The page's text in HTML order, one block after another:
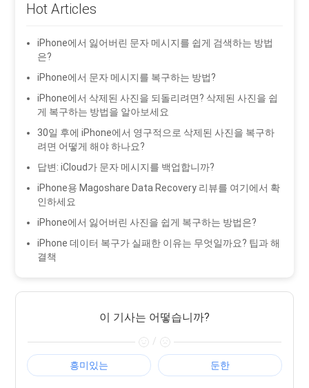
Hot Articles
iPhone에서 잃어버린 문자 메시지를 쉽게 검색하는 방법
은?
iPhone에서 문자 메시지를 복구하는 방법?
iPhone에서 삭제된 사진을 되돌리려면? 삭제된 사진을 쉽
게 복구하는 방법을 알아보세요
30일 후에 iPhone에서 영구적으로 삭제된 사진을 복구하
려면 어떻게 해야 하나요?
답변: iCloud가 문자 메시지를 백업합니까?
iPhone용 Magoshare Data Recovery 리뷰를 여기에서 확
인하세요
iPhone에서 잃어버린 사진을 쉽게 복구하는 방법은?
iPhone 데이터 복구가 실패한 이유는 무엇일까요? 팁과 해
결책
이 기사는 어떻습니까?
/
흥미있는 둔한